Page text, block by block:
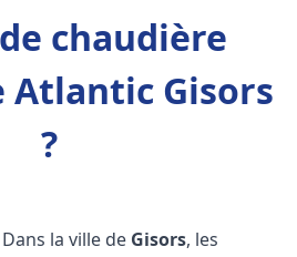
chaudière
Gisors
?
Dans la ville de Gisors, les